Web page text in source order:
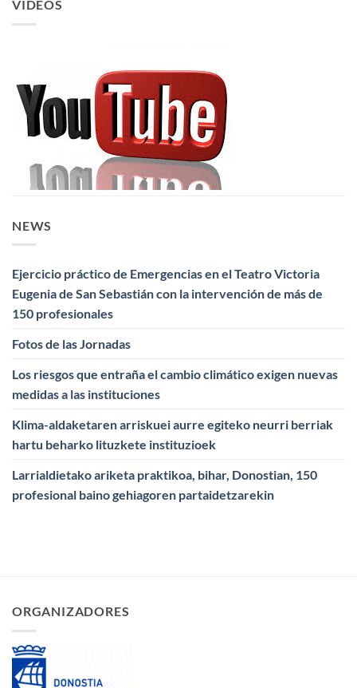
VIDEOS
NEWS
Ejercicio práctico de Emergencias en el Teatro Victoria
Eugenia de San Sebastián con la intervención de más de
150 profesionales
Fotos de las Jornadas
Los riesgos que entraña el cambio climático exigen nuevas
medidas a las instituciones
Klima-aldaketaren arriskuei aurre egiteko neurri berriak
hartu beharko lituzkete instituzioek
Larrialdietako ariketa praktikoa, bihar, Donostian, 150
profesional baino gehiagoren partaidetzarekin
ORGANIZADORES